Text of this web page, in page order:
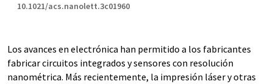
10.1021/acs.nanolett.3c01960
Los avances en electrónica han permitido a los fabricantes
fabricar circuitos integrados y sensores con resolución
nanométrica. Más recientemente, la impresión láser y otras